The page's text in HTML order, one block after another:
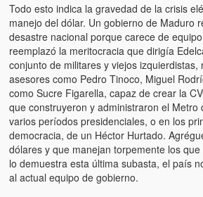
¡¡¡Miserable traidor, mira a tu
your country!!!)
Fotos
Versos
Cuentos
Videos
Chistes
Todo esto indica la gravedad de la crisis
manejo del dólar. Un gobierno de Maduro
desastre nacional porque carece de
reemplazó la meritocracia que dirigía
conjunto de militares y viejos izquierdistas,
asesores como Pedro Tinoco, Miguel
como Sucre Figarella, capaz de crear la
que construyeron y administraron el Metro
varios períodos presidenciales, o en los
democracia, de un Héctor Hurtado.
dólares y que manejan torpemente los
lo demuestra esta última subasta, el país
al actual equipo de gobierno.